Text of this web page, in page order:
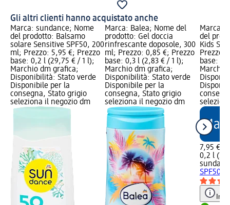
Gli altri clienti hanno acquistato anche
Marca: sundance; Nome
del prodotto: Balsamo
solare Sensitive SPF50, 200
ml; Prezzo: 5,95 €; Prezzo
base: 0,2 l (29,75 € / 1 l);
Marchio dm grafica;
Disponibilità: Stato verde
Disponibile per la
consegna, Stato grigio
seleziona il negozio dm
Marca: Balea; Nome del
prodotto: Gel doccia
rinfrescante doposole, 300
ml; Prezzo: 0,85 €; Prezzo
base: 0,3 l (2,83 € / 1 l);
Marchio dm grafica;
Disponibilità: Stato verde
Disponibile per la
consegna, Stato grigio
seleziona il negozio dm
Marca:
del
Kids
Prezzo:
base:
Marchio
7,95 €
0,2 l